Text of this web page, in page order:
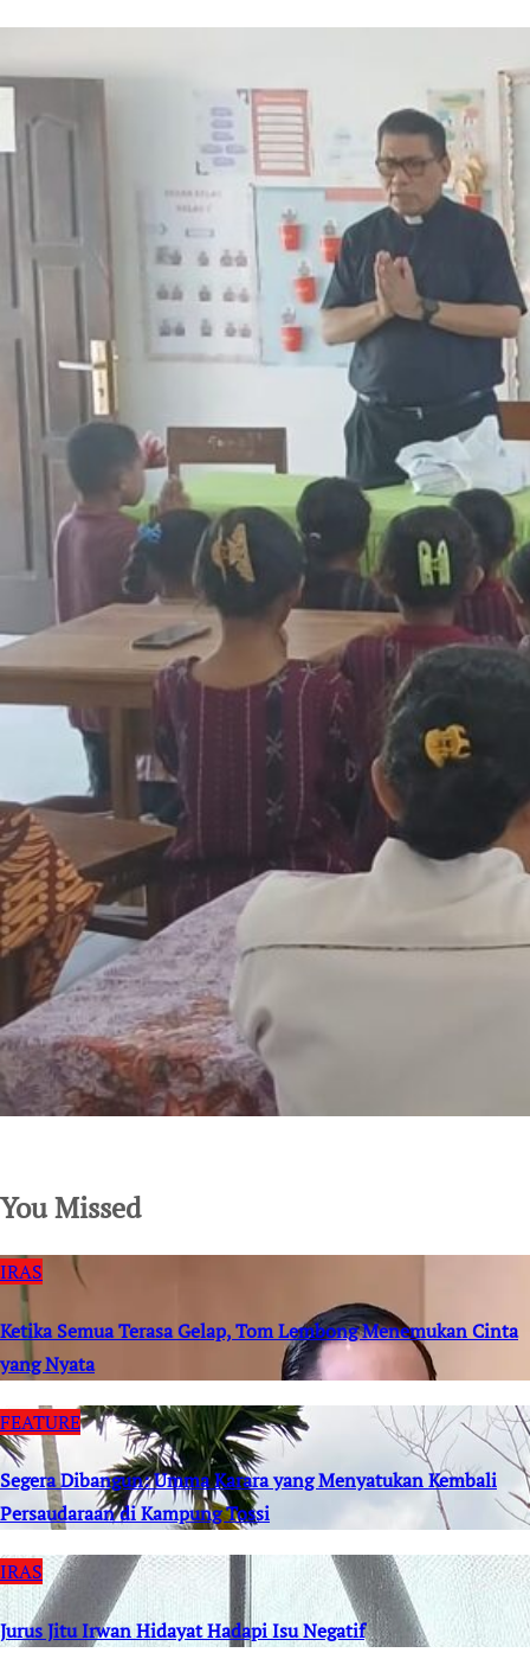
You Missed
IRAS
Ketika Semua Terasa Gelap, Tom Lembong Menemukan Cinta
yang Nyata
FEATURE
Segera Dibangun: Umma Karara yang Menyatukan Kembali
Persaudaraan di Kampung Tossi
IRAS
Jurus Jitu Irwan Hidayat Hadapi Isu Negatif